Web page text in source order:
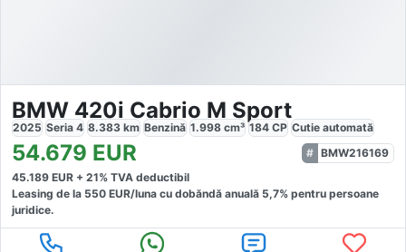
BMW 420i Cabrio M Sport
2025 Seria 4 8.383 km Benzină 1.998 cm³ 184 CP Cutie automată
54.679 EUR
BMW216169
45.189 EUR + 21% TVA deductibil
Leasing de la 550 EUR/luna cu dobăndă anuală 5,7% pentru persoane
juridice.